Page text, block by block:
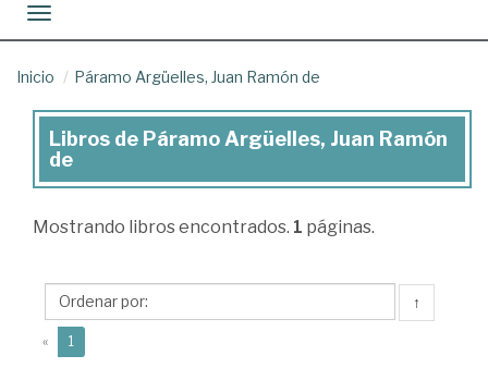
Toggle navigation
Inicio Páramo Argüelles, Juan Ramón de
Libros
de
Páramo
Juan
Ramón
de
Libros de Páramo Argüelles, Juan Ramón
de
Mostrando libros encontrados. 1 páginas.
↑
« 1